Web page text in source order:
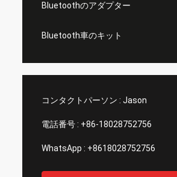
Bluetoothのアダプター
Bluetooth車のキット
コンタクトパーソン : Jason
電話番号 : +86-18028752756
WhatsApp : +8618028752756